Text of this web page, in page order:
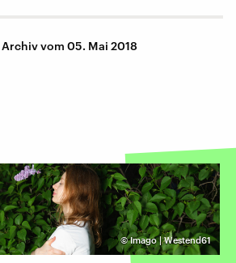
vom 05. Mai 2018
©Imago | Westend61